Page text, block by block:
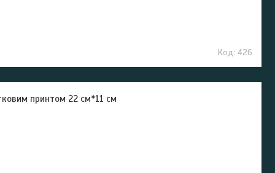
426
принтом 22 см*11 см